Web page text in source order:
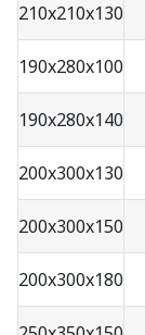
210x210x130
190x280x100
190x280x140
200x300x130
200x300x150
200x300x180